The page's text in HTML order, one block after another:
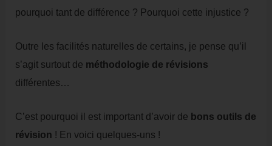
pourquoi tant de différence ? Pourquoi cette injustice ?
Outre les facilités naturelles de certains, je pense qu’il
s’agit surtout de méthodologie de révisions
différentes…
C’est pourquoi il est important d’avoir de bons outils de
révision ! En voici quelques-uns !